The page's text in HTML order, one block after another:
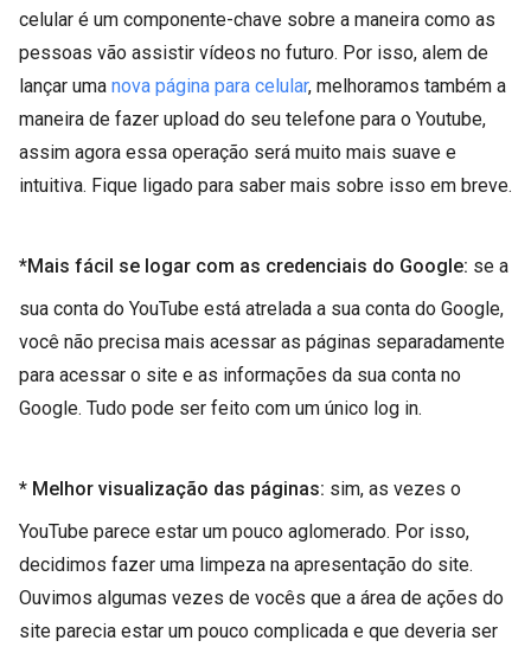
celular é um componente-chave sobre a maneira como as
pessoas vão assistir vídeos no futuro. Por isso, alem de
lançar uma nova página para celular, melhoramos também a
maneira de fazer upload do seu telefone para o Youtube,
assim agora essa operação será muito mais suave e
intuitiva. Fique ligado para saber mais sobre isso em breve.
*Mais fácil se logar com as credenciais do Google: se a
sua conta do YouTube está atrelada a sua conta do Google,
você não precisa mais acessar as páginas separadamente
para acessar o site e as informações da sua conta no
Google. Tudo pode ser feito com um único log in.
* Melhor visualização das páginas: sim, as vezes o
YouTube parece estar um pouco aglomerado. Por isso,
decidimos fazer uma limpeza na apresentação do site.
Ouvimos algumas vezes de vocês que a área de ações do
site parecia estar um pouco complicada e que deveria ser